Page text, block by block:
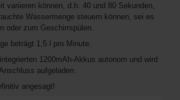
variieren können, d.h. 40 und 80 Sekunden,
Wassermenge steuern können, sei es
oder zum Geschirrspülen.
beträgt 1,5 l pro Minute.
1200mAh-Akkus autonom und wird
aufgeladen.
angesagt!